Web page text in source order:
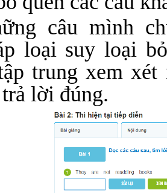
câu mình
loại suy loại
trung xem
lời đúng.